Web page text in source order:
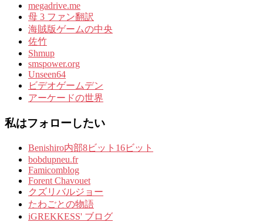
megadrive.me
母 3 ファン翻訳
海賊版ゲームの中央
佐竹
Shmup
smspower.org
Unseen64
ビデオゲームデン
アーケードの世界
私はフォローしたい
Benishiro内部8ビット16ビット
bobdupneu.fr
Famicomblog
Forent Chavouet
クズリバルジョー
たわごとの物語
iGREKKESS' ブログ